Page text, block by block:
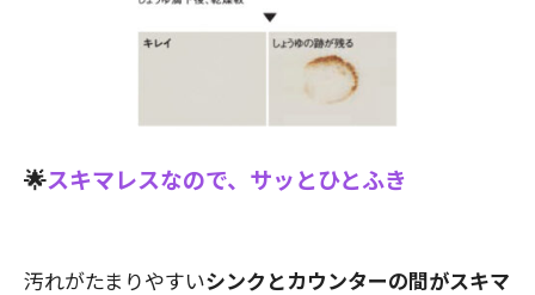
🌟スキマレスなので、サッとひとふき
汚れがたまりやすいシンクとカウンターの間がスキマ